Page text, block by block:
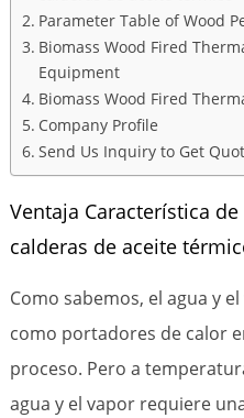
Parameter Table of Wood
Biomass Wood Fired
Equipment
Biomass Wood Fired
Company Profile
Send Us Inquiry to Get
Ventaja Característica
calderas de aceite
Como sabemos, el agua y
como portadores de calor
proceso. Pero a
agua y el vapor requiere